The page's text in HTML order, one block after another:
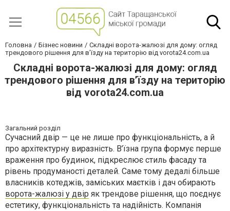
Головна Бізнес новини
Складні ворота-жалюзі для дому: огляд
трендового рішення для вʼїзду на територію від vorota24.com.ua
Складні ворота-жалюзі для дому: огляд
трендового рішення для вʼїзду на територію
від vorota24.com.ua
Загальний розділ
Сучасний двір — це не лише про функціональність, а й
про архітектурну виразність. В’їзна група формує перше
враження про будинок, підкреслює стиль фасаду та
рівень продуманості деталей. Саме тому дедалі більше
власників котеджів, заміських маєтків і дач обирають
ворота-жалюзі у двір як трендове рішення, що поєднує
естетику, функціональність та надійність. Компанія